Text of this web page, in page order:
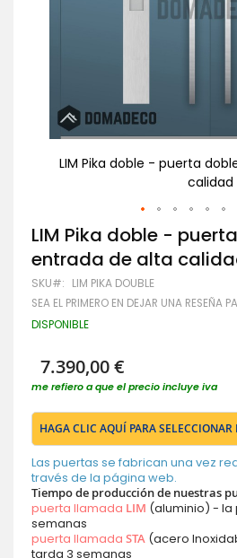
LIM Pika doble - puerta
calidad
Saltar
al
comienzo
de
la
galería
de
LIM Pika doble -
entrada de alta
SKU LIM PIKA DOUBLE
SEA EL PRIMERO EN DEJAR UNA RESEÑA
DISPONIBLE
7.390,00 €
me refiero a que el precio incluye iva
HAGA CLIC AQUÍ PARA
Las puertas se fabrican una vez
través de la página web.
Tiempo de producción de nuestras
puerta llamada LIM (aluminio) - la
semanas
puerta llamada STA (acero
tarda 3 semanas